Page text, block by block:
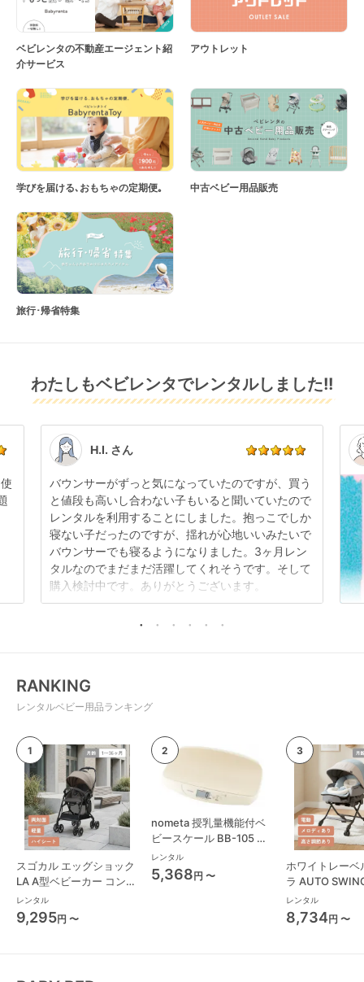
ベビレンタの不動産エージェント紹
介サービス
アウトレット
学びを届ける､おもちゃの定期便｡ 中古ベビー用品販売
旅行･帰省特集
わたしもベビレンタでレンタルしました!!
H.I. さん
バウンサーがずっと気になっていたのですが、買う
と値段も高いし合わない子もいると聞いていたので
レンタルを利用することにしました。抱っこでしか
寝ない子だったのですが、揺れが心地いいみたいで
バウンサーでも寝るようになりました。3ヶ月レン
タルなのでまだまだ活躍してくれそうです。そして
購入検討中です。ありがとうございます。
RANKING
レンタルベビー用品ランキング
スゴカル エッグショック
LA A型ベビーカー コンビ
(Combi)
レンタル
9,295円 〜
nometa 授乳量機能付ベ
ビースケール BB-105 タ
ニタ(TANITA) ベビースケ
ール・体重計
レンタル
5,368円 〜
ホワイトレーベ
ラ AUTO
Long スリープ
コンビ(Combi)
チェア・ベビー
レンタル
8,734円 〜